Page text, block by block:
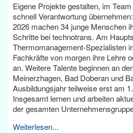
Eigene Projekte gestalten, im
schnell Verantwortung
2026 machen 34 junge Menschen
Schritte bei technotrans. Am
Thermomanagement-Spezialisten
Fachkräfte von morgen ihre Lehre
an. Weitere Talente beginnen an
Meinerzhagen, Bad Doberan und
Ausbildungsjahr teilweise erst am
Insgesamt lernen und arbeiten
der gesamten
Weiterlesen...